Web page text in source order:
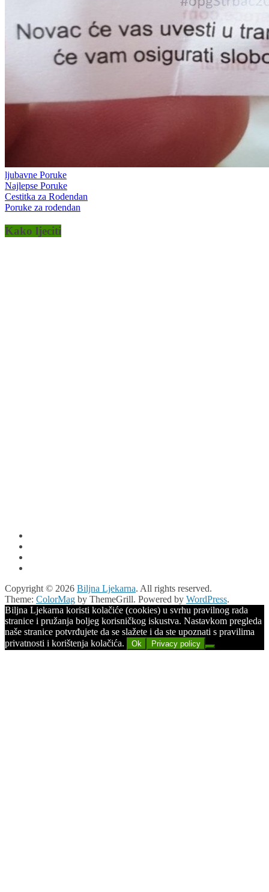
ljubavne Poruke
Najlepse Poruke
Cestitka za Rodendan
Poruke za rodendan
Kako ljeciti
Copyright © 2026 Biljna Ljekarna. All rights reserved.
Theme: ColorMag by ThemeGrill. Powered by WordPress.
Biljna Ljekarna koristi kolačiće (cookies) u svrhu pravilnog rada
stranice i pružanja boljeg korisničkog iskustva. Nastavkom pregleda
naše stranice potvrđujete da se slažete i da ste upoznati s pravilima
privatnosti i korištenja kolačića.
Ok Privacy policy